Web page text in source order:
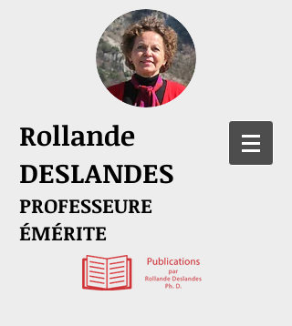
Rollande
DESLANDES
PROFESSEURE
ÉMÉRITE